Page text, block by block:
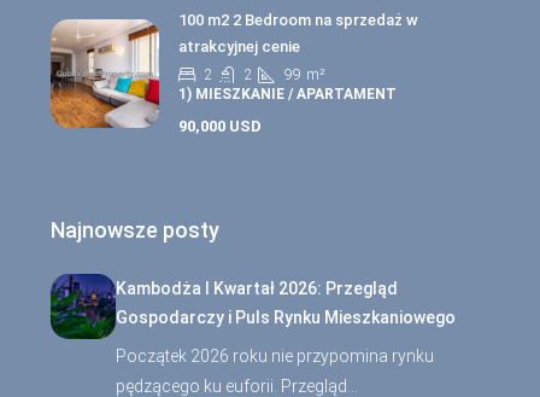
100 m2 2 Bedroom na sprzedaż w
atrakcyjnej cenie
2 2 99 m²
1) MIESZKANIE / APARTAMENT
90,000 USD
Najnowsze posty
Kambodża I Kwartał 2026: Przegląd
Gospodarczy i Puls Rynku Mieszkaniowego
Początek 2026 roku nie przypomina rynku
pędzącego ku euforii. Przegląd…